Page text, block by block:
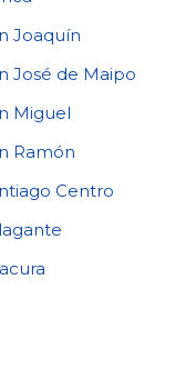
Joaquín
José de Maipo
Miguel
Ramón
Centro